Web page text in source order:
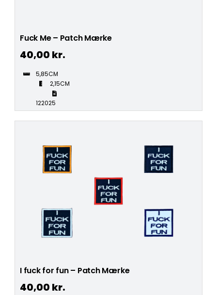
Fuck Me – Patch Mærke
40,00 kr.
5,85CM
2,15CM
122025
I fuck for fun – Patch Mærke
40,00 kr.